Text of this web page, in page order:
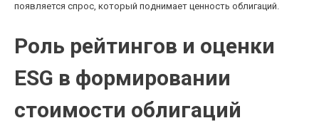
появляется спрос, который поднимает ценность облигаций.
Роль рейтингов и оценки
ESG в формировании
стоимости облигаций